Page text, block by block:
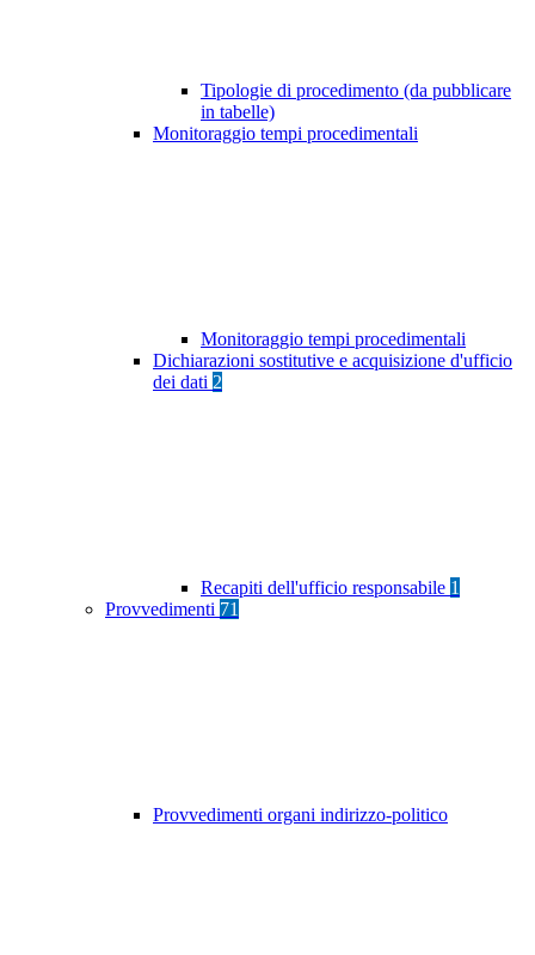
Tipologie di procedimento (da pubblicare
in tabelle)
Monitoraggio tempi procedimentali
Monitoraggio tempi procedimentali
Dichiarazioni sostitutive e acquisizione d'ufficio
dei dati 2
Recapiti dell'ufficio responsabile 1
Provvedimenti 71
Provvedimenti organi indirizzo-politico